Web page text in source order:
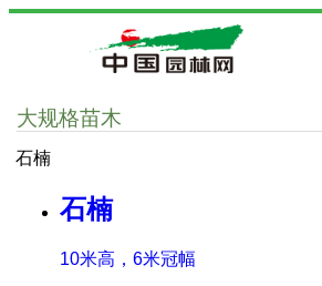
大规格苗木
石楠
石楠
10米高，6米冠幅